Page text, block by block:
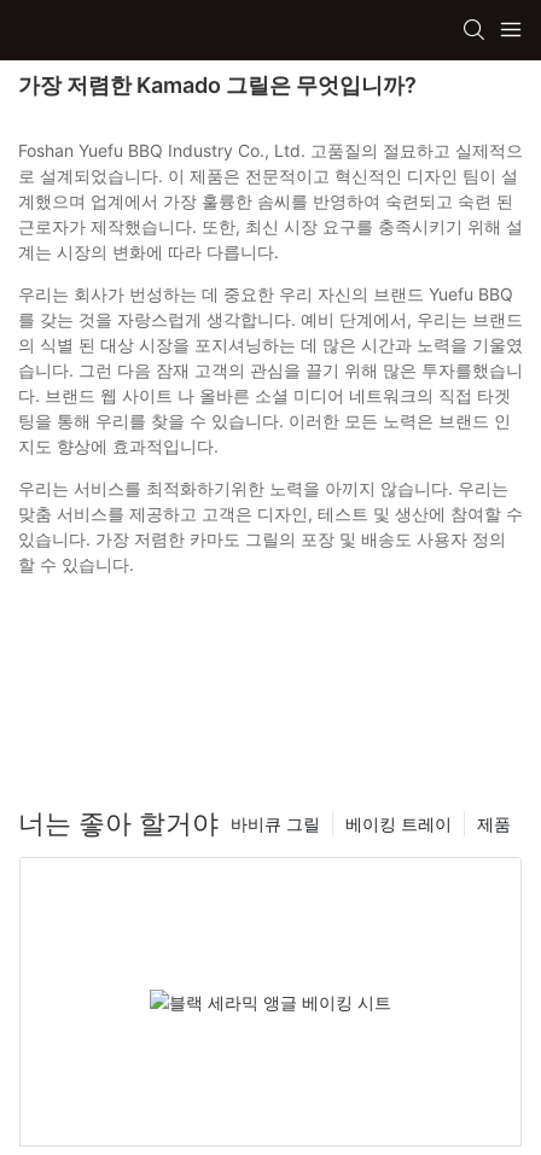
가장 저렴한 Kamado 그릴은 무엇입니까?
Foshan Yuefu BBQ Industry Co., Ltd. 고품질의 절묘하고 실제적으
로 설계되었습니다. 이 제품은 전문적이고 혁신적인 디자인 팀이 설
계했으며 업계에서 가장 훌륭한 솜씨를 반영하여 숙련되고 숙련 된
근로자가 제작했습니다. 또한, 최신 시장 요구를 충족시키기 위해 설
계는 시장의 변화에 ​​따라 다릅니다.
우리는 회사가 번성하는 데 중요한 우리 자신의 브랜드 Yuefu BBQ
를 갖는 것을 자랑스럽게 생각합니다. 예비 단계에서, 우리는 브랜드
의 식별 된 대상 시장을 포지셔닝하는 데 많은 시간과 노력을 기울였
습니다. 그런 다음 잠재 고객의 관심을 끌기 위해 많은 투자를했습니
다. 브랜드 웹 사이트 나 올바른 소셜 미디어 네트워크의 직접 타겟
팅을 통해 우리를 찾을 수 있습니다. 이러한 모든 노력은 브랜드 인
지도 향상에 효과적입니다.
우리는 서비스를 최적화하기위한 노력을 아끼지 않습니다. 우리는
맞춤 서비스를 제공하고 고객은 디자인, 테스트 및 생산에 참여할 수
있습니다. 가장 저렴한 카마도 그릴의 포장 및 배송도 사용자 정의
할 수 있습니다.
너는 좋아 할거야 제품
베이킹 트레이
바비큐 그릴